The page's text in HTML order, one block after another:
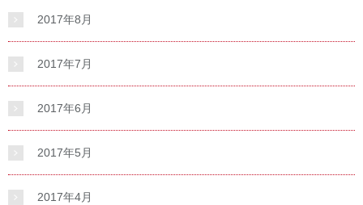
2017年8月
2017年7月
2017年6月
2017年5月
2017年4月